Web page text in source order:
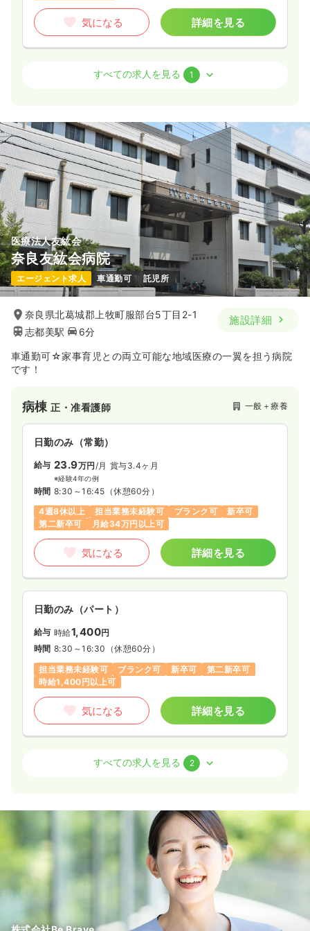
気になる 詳細を見る
介護・福祉系正看護師
給与 25.5万円〜/月 賞与4.95ヶ月
※一例
時間 8:45～17:00（休憩45分）
月給25万円以上可
気になる 詳細を見る
すべての求人を見る 1
医療法人友紘会
奈良友紘会病院
エージェント求人 車通勤可 託児所
奈良県北葛城郡上牧町服部台5丁目2-1
志都美駅
6分
施設詳細
車通勤可☆家事育児との両立可能な地域医療の一翼を担う病院
です！
病棟正・准看護師 一般＋療養
日勤のみ（常勤）
給与 23.9万円 /月 賞与3.4ヶ月
※経験4年の例
時間 8:30～16:45 （休憩60分）
4週8休以上
担当業務未経験可 ブランク可
新卒可
第二新卒可
月給34万円以上可
気になる 詳細を見る
日勤のみ（パート）
給与 時給1,400円
時間 8:30～16:30 （休憩60分）
担当業務未経験可
ブランク可 新卒可
第二新卒可
時給1,400円以上可
気になる 詳細を見る
賞与3.4ヶ月
※経験3年の例
時間
（休憩60分）
4週8休以上
月給25万円以上可
詳細を見る
すべての求人を見る 2